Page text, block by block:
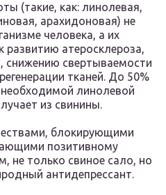
(такие, как: линолевая,
арахидоновая) не
человека, а их
развитию атеросклероза,
снижению свертываемости
тканей. До 50%
линолевой
из свинины.
блокирующими
позитивному
не только свиное сало, но
антидепрессант.